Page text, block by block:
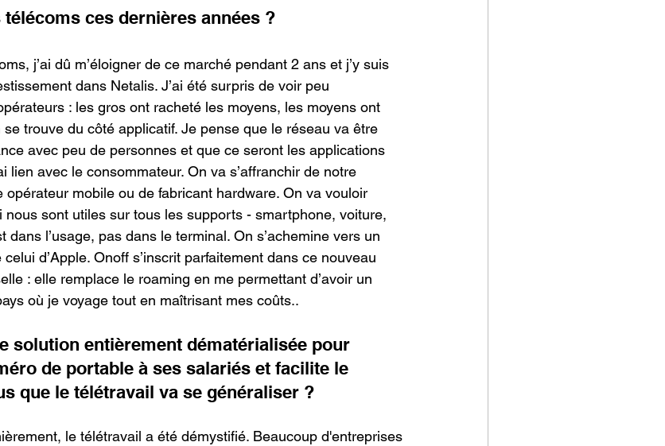
ces dernières années ?
j’ai dû m’éloigner de ce marché pendant 2 ans et j’y suis
dans Netalis. J’ai été surpris de voir peu
: les gros ont racheté les moyens, les moyens ont
se trouve du côté applicatif. Je pense que le réseau va être
avec peu de personnes et que ce seront les applications
lien avec le consommateur. On va s’affranchir de notre
opérateur mobile ou de fabricant hardware. On va vouloir
sont utiles sur tous les supports - smartphone, voiture,
l’usage, pas dans le terminal. On s’achemine vers un
d’Apple. Onoff s’inscrit parfaitement dans ce nouveau
: elle remplace le roaming en me permettant d’avoir un
où je voyage tout en maîtrisant mes coûts..
solution entièrement dématérialisée pour
de portable à ses salariés et facilite le
que le télétravail va se généraliser ?
le télétravail a été démystifié. Beaucoup d'entreprises